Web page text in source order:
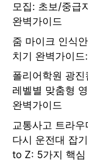
모집: 초보/중급
완벽가이드
줌 마이크 인식
치기 완벽가이
폴리어학원 광진
레벨별 맞춤형
완벽가이드
교통사고 트라우
다시 운전대 잡
to Z: 5가지 핵심